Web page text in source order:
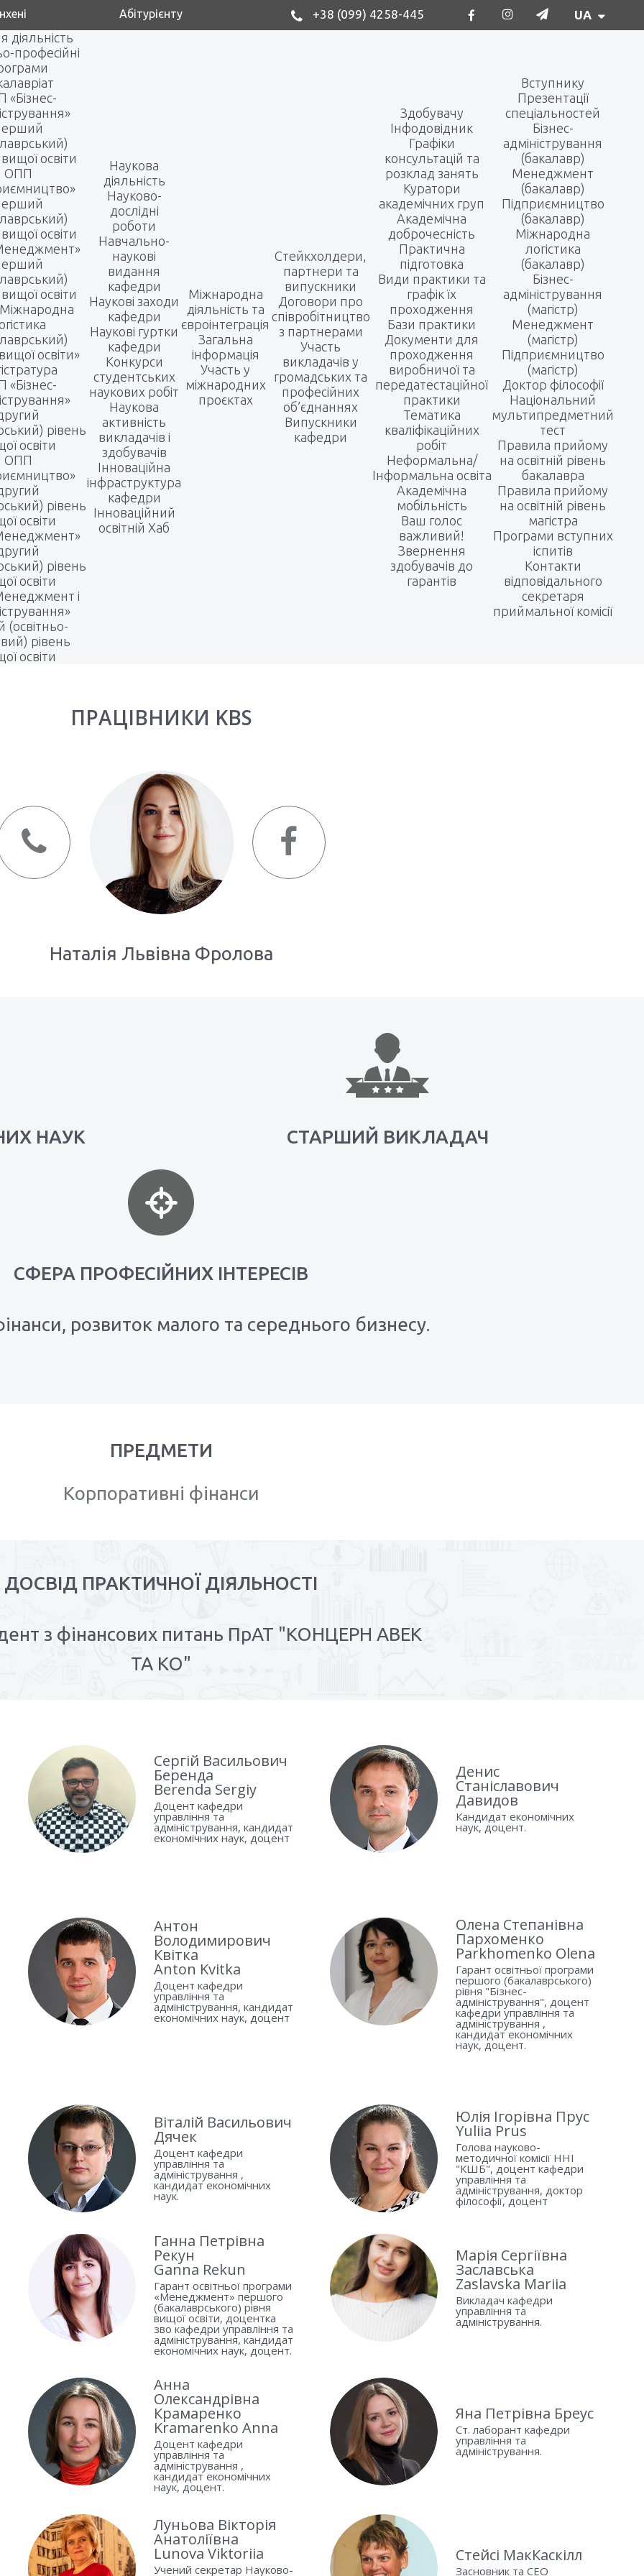
Абітурієнту +38 (099) 4258-445 UA
діяльність
професійні
«Бізнес-
освіти
ОПП
освіти
освіти
освіти»
«Бізнес-
рівень
освіти
ОПП
рівень
освіти
рівень
освіти
і
(освітньо-
рівень
освіти
Наукова
діяльність
Науково-
дослідні
роботи
Навчально-
наукові
видання
кафедри
Наукові заходи
кафедри
Наукові гуртки
кафедри
Конкурси
студентських
наукових робіт
Наукова
активність
викладачів і
здобувачів
Інноваційна
інфраструктура
кафедри
Інноваційний
освітній Хаб
Міжнародна
діяльність та
євроінтеграція
Загальна
інформація
Участь у
міжнародних
проєктах
Стейкхолдери,
партнери та
випускники
Договори про
співробітництво
з партнерами
Участь
викладачів у
громадських та
професійних
об’єднаннях
Випускники
кафедри
Здобувачу
Інфодовідник
Графіки
консультацій та
розклад занять
Куратори
академічних груп
Академічна
доброчесність
Практична
підготовка
Види практики та
графік їх
проходження
Бази практики
Документи для
проходження
виробничої та
передатестаційної
практики
Тематика
кваліфікаційних
робіт
Неформальна/
Інформальна освіта
Академічна
мобільність
Ваш голос
важливий!
Звернення
здобувачів до
гарантів
Вступнику
Презентації
спеціальностей
Бізнес-
адміністрування
(бакалавр)
Менеджмент
(бакалавр)
Підприємництво
(бакалавр)
Міжнародна
логістика
(бакалавр)
Бізнес-
адміністрування
(магістр)
Менеджмент
(магістр)
Підприємництво
(магістр)
Доктор філософії
Національний
мультипредметний
тест
Правила прийому
на освітній рівень
бакалавра
Правила прийому
на освітній рівень
магістра
Програми вступних
іспитів
Контакти
відповідального
секретаря
приймальної комісії
ПРАЦІВНИКИ KBS
Наталія Львівна Фролова
НАУК СТАРШИЙ ВИКЛАДАЧ
СФЕРА ПРОФЕСІЙНИХ ІНТЕРЕСІВ
розвиток малого та середнього бизнесу.
ПРЕДМЕТИ
Корпоративні фінанси
ДОСВІД ПРАКТИЧНОЇ ДІЯЛЬНОСТІ
з фінансових питань ПрАТ "КОНЦЕРН АВЕК
ТА КО"
Сергій Васильович
Беренда
Berenda Sergiy
Доцент кафедри
управління та
адміністрування, кандидат
економічних наук, доцент
Денис
Станіславович
Давидов
Кандидат економічних
наук, доцент.
Антон
Володимирович
Квітка
Anton Kvitka
Доцент кафедри
управління та
адміністрування, кандидат
економічних наук, доцент
Олена Степанівна
Пархоменко
Parkhomenko Olena
Гарант освітньої програми
першого (бакалаврського)
рівня "Бізнес-
адміністрування", доцент
кафедри управління та
адміністрування ,
кандидат економічних
наук, доцент.
Віталій Васильович
Дячек
Доцент кафедри
управління та
адміністрування ,
кандидат економічних
наук.
Юлія Ігорівна Прус
Yuliia Prus
Голова науково-
методичної комісії ННІ
"КШБ", доцент кафедри
управління та
адміністрування, доктор
філософії, доцент
Ганна Петрівна
Рекун
Ganna Rekun
Гарант освітньої програми
«Менеджмент» першого
(бакалаврського) рівня
вищої освіти, доцентка
зво кафедри управління та
адміністрування, кандидат
економічних наук, доцент.
Марія Сергіївна
Заславська
Zaslavska Mariia
Викладач кафедри
управління та
адміністрування.
Анна
Олександрівна
Крамаренко
Kramarenko Anna
Доцент кафедри
управління та
адміністрування ,
кандидат економічних
наук, доцент.
Яна Петрівна Бреус
Ст. лаборант кафедри
управління та
адміністрування.
Луньова Вікторія
Анатоліївна
Lunova Viktoriia
Учений секретар Науково-
Стейсі МакКаскілл
Засновник та СЕО